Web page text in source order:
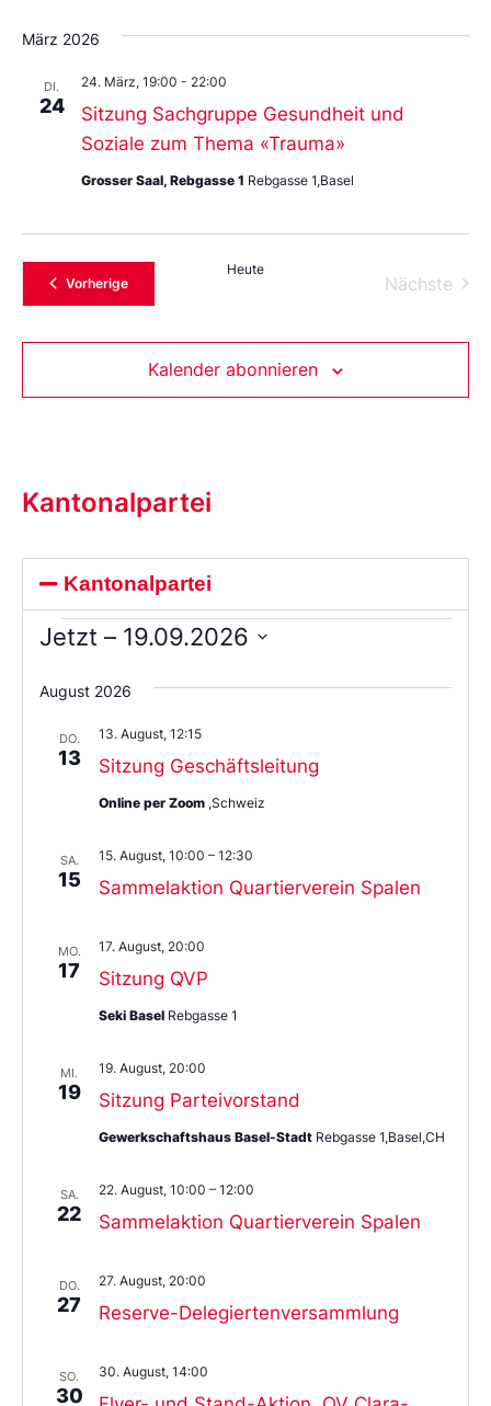
März 2026
DI.
24
Sitzung Sachgruppe Gesundheit und
Soziale zum Thema «Trauma»
24. März, 19:00 - 22:00
Grosser Saal, Rebgasse 1 Rebgasse 1,Basel
VorherigeVeranstaltungen
Heute
Nächste
Kalender abonnieren
Kantonalpartei
Kantonalpartei
Jetzt – 19.09.2026
Sie
das
aus.
August 2026
DO.
13 Sitzung Geschäftsleitung
13. August, 12:15
Online per Zoom ,Schweiz
SA.
15 Sammelaktion Quartierverein Spalen
15. August, 10:00 – 12:30
MO.
17 Sitzung QVP
17. August, 20:00
Seki Basel Rebgasse 1
MI.
19 Sitzung Parteivorstand
19. August, 20:00
Gewerkschaftshaus Basel-Stadt Rebgasse 1,Basel,CH
SA.
22 Sammelaktion Quartierverein Spalen
22. August, 10:00 – 12:00
DO.
27 Reserve-Delegiertenversammlung
27. August, 20:00
SO.
30
30. August, 14:00